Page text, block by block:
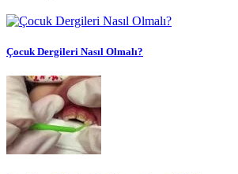
Çocuk Dergileri Nasıl Olmalı?